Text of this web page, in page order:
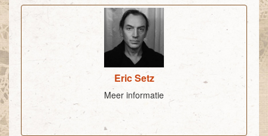
Eric Setz
Meer informatie